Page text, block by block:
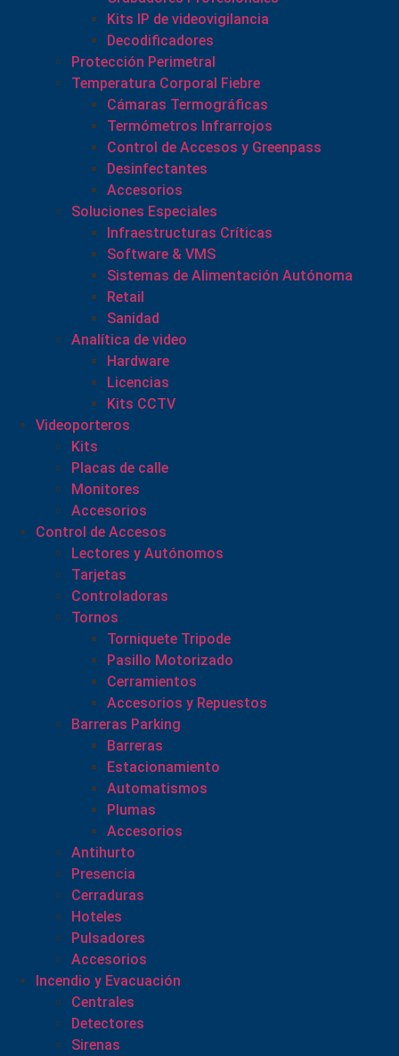
Kits IP de videovigilancia
Decodificadores
Protección Perimetral
Temperatura Corporal Fiebre
Cámaras Termográficas
Termómetros Infrarrojos
Control de Accesos y Greenpass
Desinfectantes
Accesorios
Soluciones Especiales
Infraestructuras Críticas
Software & VMS
Sistemas de Alimentación Autónoma
Retail
Sanidad
Analítica de video
Hardware
Licencias
Kits CCTV
Videoporteros
Kits
Placas de calle
Monitores
Accesorios
Control de Accesos
Lectores y Autónomos
Tarjetas
Controladoras
Tornos
Torniquete Tripode
Pasillo Motorizado
Cerramientos
Accesorios y Repuestos
Barreras Parking
Barreras
Estacionamiento
Automatismos
Plumas
Accesorios
Antihurto
Presencia
Cerraduras
Hoteles
Pulsadores
Accesorios
Incendio y Evacuación
Centrales
Detectores
Sirenas